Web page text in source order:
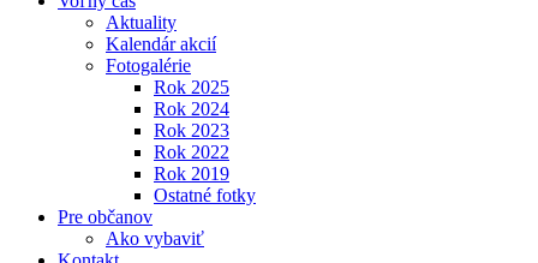
Aktuality
Kalendár akcií
Fotogalérie
Rok 2025
Rok 2024
Rok 2023
Rok 2022
Rok 2019
Ostatné fotky
Pre občanov
Ako vybaviť